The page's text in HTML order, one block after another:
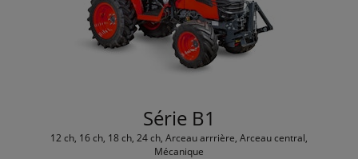
Série B1
12 ch, 16 ch, 18 ch, 24 ch, Arceau arrrière, Arceau central,
Mécanique